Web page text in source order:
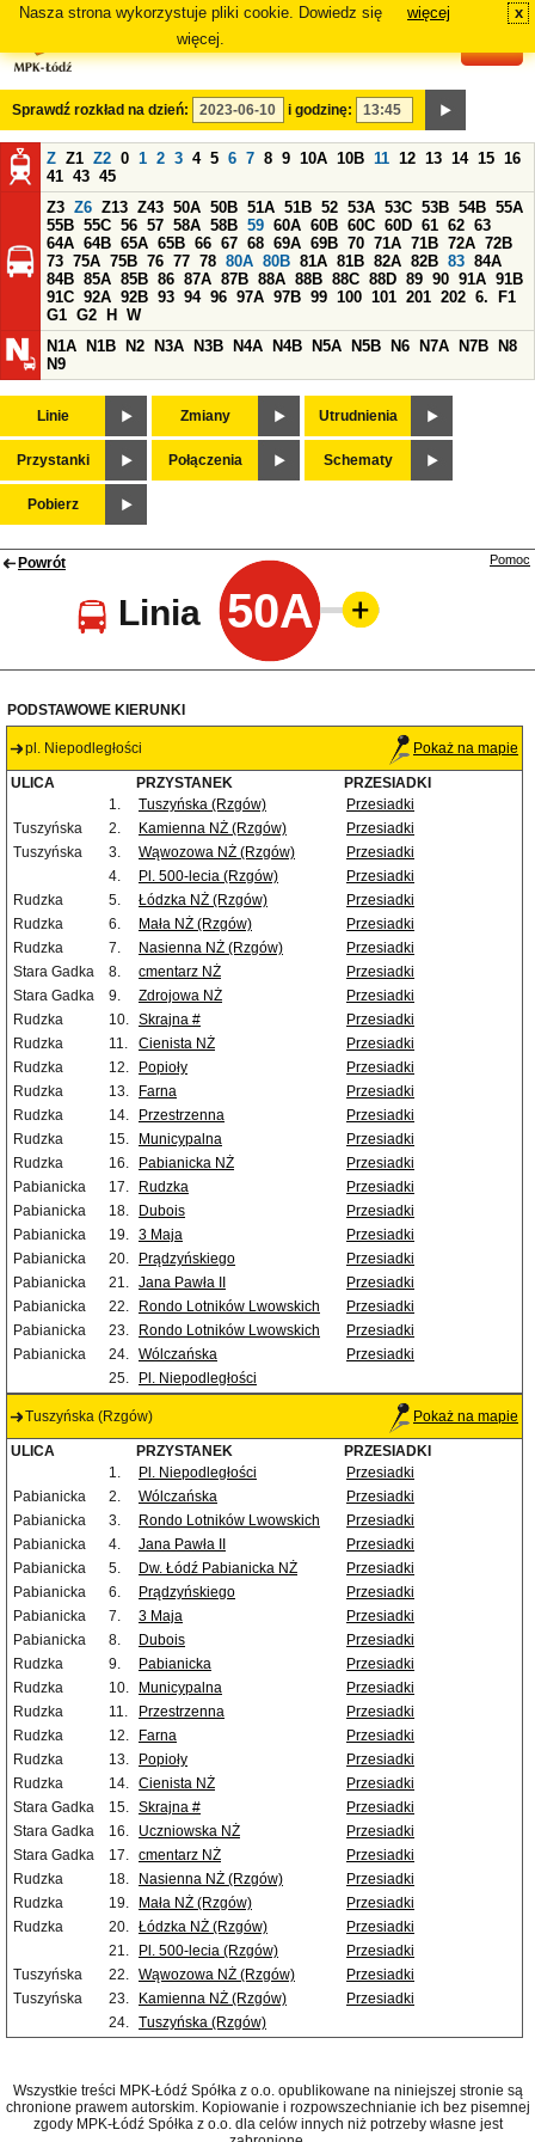
Nasza strona wykorzystuje pliki cookie. Dowiedz się
więcej.
więcej x
Sprawdź rozkład na dzień: i godzinę:
Z Z1 Z2 0 1 2 3 4 5 6 7 8 9 10A 10B 11 12 13 14 15 16
41 43 45
Z3 Z6 Z13 Z43 50A 50B 51A 51B 52 53A 53C 53B 54B 55A
55B 55C 56 57 58A 58B 59 60A 60B 60C 60D 61 62 63
64A 64B 65A 65B 66 67 68 69A 69B 70 71A 71B 72A 72B
73 75A 75B 76 77 78 80A 80B 81A 81B 82A 82B 83 84A
84B 85A 85B 86 87A 87B 88A 88B 88C 88D 89 90 91A 91B
91C 92A 92B 93 94 96 97A 97B 99 100 101 201 202 6.
F1
G1 G2 H
W
N1A
N1B N2 N3A N3B N4A N4B N5A N5B N6 N7A N7B
N8
N9
Linie Zmiany Utrudnienia
Przystanki Połączenia Schematy
Pobierz
Powrót
Linia 50A
Pomoc
PODSTAWOWE KIERUNKI
pl. Niepodległości Pokaż na mapie
ULICA PRZYSTANEK
PRZESIADKI
1.
Tuszyńska (Rzgów)
Przesiadki
Tuszyńska
2. Kamienna NŻ (Rzgów)
Przesiadki
Tuszyńska
3. Wąwozowa NŻ (Rzgów)
Przesiadki
4.
Pl. 500-lecia (Rzgów)
Przesiadki
Rudzka
5. Łódzka NŻ (Rzgów)
Przesiadki
Rudzka
6. Mała NŻ (Rzgów)
Przesiadki
Rudzka
7. Nasienna NŻ (Rzgów)
Przesiadki
Stara Gadka
8. cmentarz NŻ
Przesiadki
Stara Gadka
9. Zdrojowa NŻ
Przesiadki
Rudzka
10. Skrajna #
Przesiadki
Rudzka
11. Cienista NŻ
Przesiadki
Rudzka
12. Popioły
Przesiadki
Rudzka
13. Farna
Przesiadki
Rudzka
14. Przestrzenna
Przesiadki
Rudzka
15. Municypalna
Przesiadki
Rudzka
16. Pabianicka NŻ
Przesiadki
Pabianicka
17. Rudzka
Przesiadki
Pabianicka
18. Dubois
Przesiadki
Pabianicka
19. 3 Maja
Przesiadki
Pabianicka
20. Prądzyńskiego
Przesiadki
Pabianicka
21. Jana Pawła II
Przesiadki
Pabianicka
22. Rondo Lotników Lwowskich
Przesiadki
Pabianicka
23. Rondo Lotników Lwowskich
Przesiadki
Pabianicka
24. Wólczańska
Przesiadki
25.
Pl. Niepodległości
Tuszyńska (Rzgów) Pokaż na mapie
ULICA PRZYSTANEK
PRZESIADKI
1.
Pl. Niepodległości
Przesiadki
Pabianicka
2. Wólczańska
Przesiadki
Pabianicka
3. Rondo Lotników Lwowskich
Przesiadki
Pabianicka
4. Jana Pawła II
Przesiadki
Pabianicka
5. Dw. Łódź Pabianicka NŻ
Przesiadki
Pabianicka
6. Prądzyńskiego
Przesiadki
Pabianicka
7. 3 Maja
Przesiadki
Pabianicka
8. Dubois
Przesiadki
Rudzka
9. Pabianicka
Przesiadki
Rudzka
10. Municypalna
Przesiadki
Rudzka
11. Przestrzenna
Przesiadki
Rudzka
12. Farna
Przesiadki
Rudzka
13. Popioły
Przesiadki
Rudzka
14. Cienista NŻ
Przesiadki
Stara Gadka
15. Skrajna #
Przesiadki
Stara Gadka
16. Uczniowska NŻ
Przesiadki
Stara Gadka
17. cmentarz NŻ
Przesiadki
Rudzka
18. Nasienna NŻ (Rzgów)
Przesiadki
Rudzka
19. Mała NŻ (Rzgów)
Przesiadki
Rudzka
20. Łódzka NŻ (Rzgów)
Przesiadki
21.
Pl. 500-lecia (Rzgów)
Przesiadki
Tuszyńska
22. Wąwozowa NŻ (Rzgów)
Przesiadki
Tuszyńska
23. Kamienna NŻ (Rzgów)
Przesiadki
24. Tuszyńska (Rzgów)
Wszystkie treści MPK-Łódź Spółka z o.o. opublikowane na niniejszej stronie są
chronione prawem autorskim. Kopiowanie i rozpowszechnianie ich bez pisemnej
zgody MPK-Łódź Spółka z o.o. dla celów innych niż potrzeby własne jest